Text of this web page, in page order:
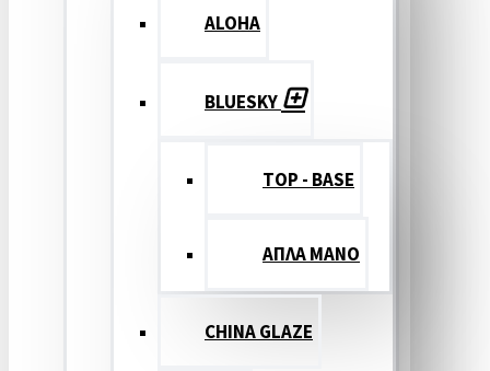
ALOHA
BLUESKY
TOP - BASE
ΑΠΛΑ ΜΑΝΟ
CHINA GLAZE